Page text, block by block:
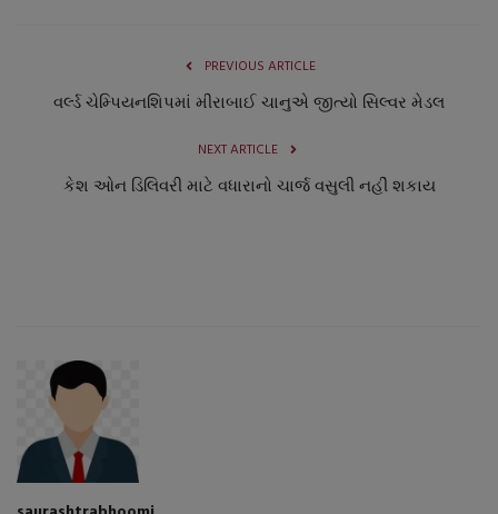
PREVIOUS ARTICLE
વર્લ્ડ ચેમ્પિયનશિપમાં મીરાબાઈ ચાનુએ જીત્યો સિલ્વર મેડલ
NEXT ARTICLE
કેશ ઓન ડિલિવરી માટે વધારાનો ચાર્જ વસુલી નહીં શકાય